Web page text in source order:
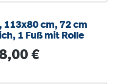
113x80 cm, 72 cm
1 Fuß mit Rolle
Preis:
€